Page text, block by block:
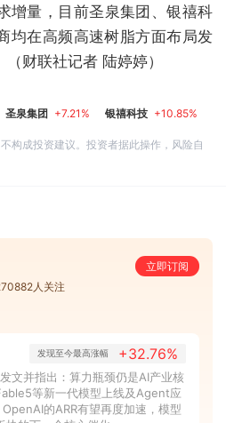
增量，目前圣泉集团、银禧科
均在高频高速树脂方面布局发
财联社记者 陆婷婷）
圣泉集团 +7.21% 银禧科技 +10.85%
构成投资建议。投资者据此操作，风险自
立即订阅
人关注
发现至今最高涨幅 +32.76%
文并指出：算力瓶颈仍是AI产业核
等新一代模型上线及Agent应
的ARR有望再度加速，模型